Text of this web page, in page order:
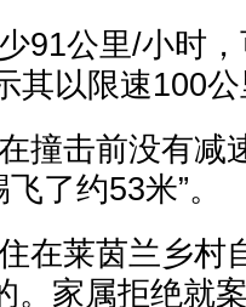
91公里/小时
其以限速100
撞击前没有减
了约53米”。
在莱茵兰乡村
。家属拒绝就